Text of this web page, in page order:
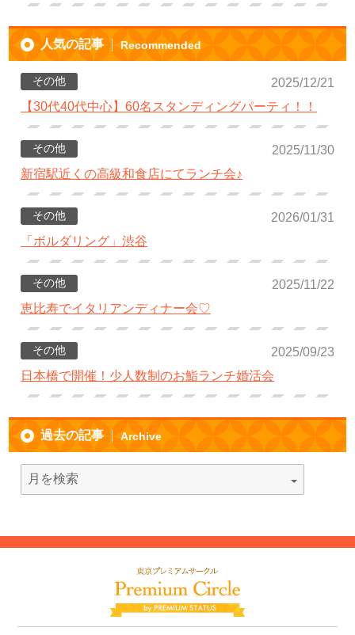
人気の記事 Recommended
その他
2025/12/21
【30代40代中心】60名スタンディングパーティ！！
その他
2025/11/30
新宿駅近くの高級和食店にてランチ会♪
その他
2026/01/31
「ボルダリング」渋谷
その他
2025/11/22
恵比寿でイタリアンディナー会♡
その他
2025/09/23
日本橋で開催！少人数制のお鮨ランチ婚活会
過去の記事 Archive